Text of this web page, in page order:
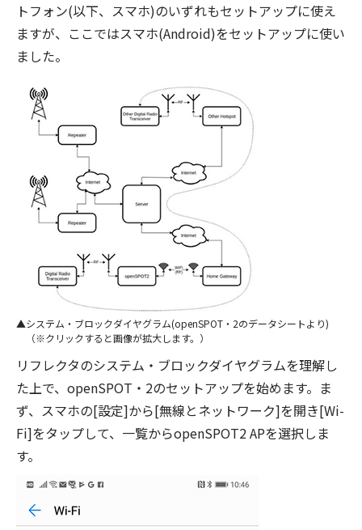
トフォン(以下、スマホ)のいずれもセットアップに使え
ますが、ここではスマホ(Android)をセットアップに使い
ました。
システム・ブロックダイヤグラム(openSPOT・2のデータシートより)
（※クリックすると画像が拡大します。）
リフレクタのシステム・ブロックダイヤグラムを理解し
た上で、openSPOT・2のセットアップを始めます。ま
ず、スマホの[設定]から[無線とネットワーク]を開き[Wi-
Fi]をタップして、一覧からopenSPOT2 APを選択しま
す。